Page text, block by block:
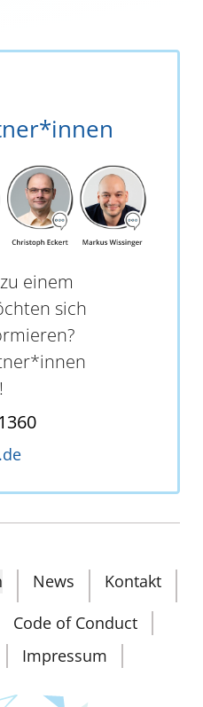
einem
sich
News
Kontakt
Code of Conduct
Impressum